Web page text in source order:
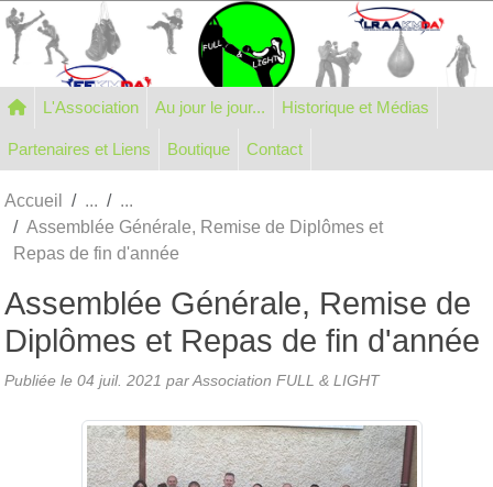
L'Association Au jour le jour... Historique et Médias
Partenaires et Liens Boutique Contact
Accueil
Assemblée Générale, Remise de Diplômes et
Repas de fin d'année
Assemblée Générale, Remise de
Diplômes et Repas de fin d'année
Publiée le 04 juil. 2021 par Association FULL & LIGHT
Panneau de gestion des cookies